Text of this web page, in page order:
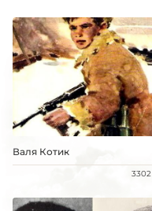
Валя Котик
3302